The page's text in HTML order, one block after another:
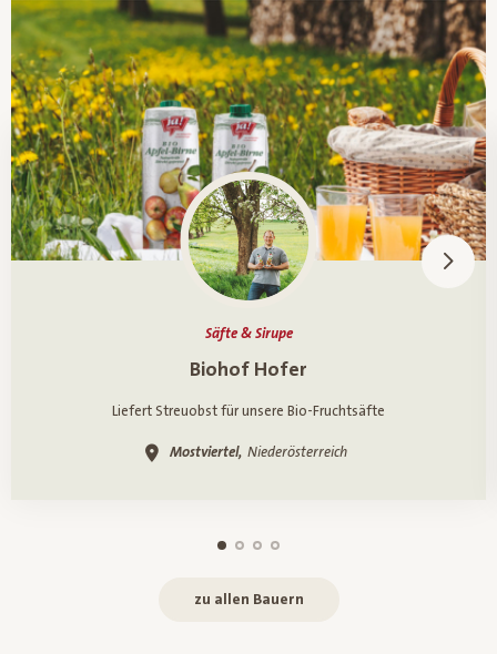
Säfte & Sirupe
Ein Porträt überBiohof Hofer
Liefert Streuobst für unsere Bio-Fruchtsäfte
Mostviertel, Niederösterreich
zu allen Bauern